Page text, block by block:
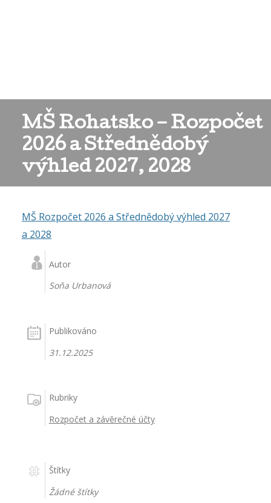
MŠ Rohatsko – Rozpočet
2026 a Střednědobý
výhled 2027, 2028
MŠ Rozpočet 2026 a Střednědobý výhled 2027
a 2028
Autor
Soňa Urbanová
Publikováno
31.12.2025
Rubriky
Rozpočet a závěrečné účty
Štítky
Žádné štítky